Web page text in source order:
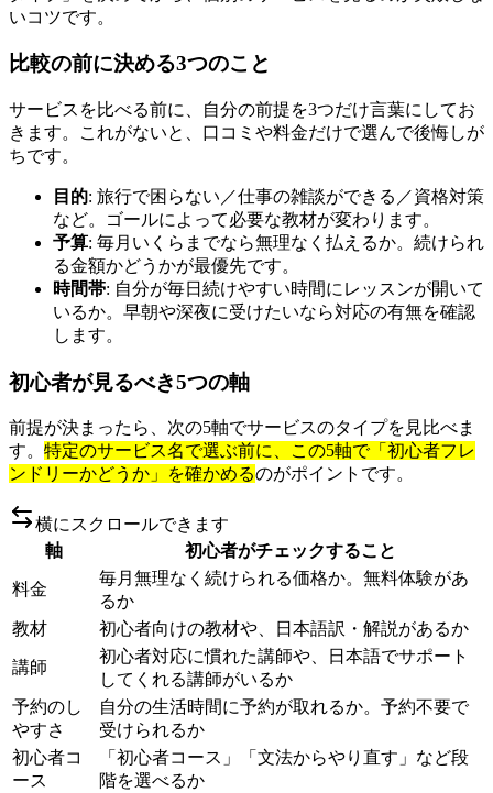
いコツです。
比較の前に決める3つのこと
サービスを比べる前に、自分の前提を3つだけ言葉にしてお
きます。これがないと、口コミや料金だけで選んで後悔しが
ちです。
目的: 旅行で困らない／仕事の雑談ができる／資格対策
など。ゴールによって必要な教材が変わります。
予算: 毎月いくらまでなら無理なく払えるか。続けられ
る金額かどうかが最優先です。
時間帯: 自分が毎日続けやすい時間にレッスンが開いて
いるか。早朝や深夜に受けたいなら対応の有無を確認
します。
初心者が見るべき5つの軸
前提が決まったら、次の5軸でサービスのタイプを見比べま
す。 特定のサービス名で選ぶ前に、この5軸で「初心者フレ
ンドリーかどうか」を確かめるのがポイントです。
横にスクロールできます
軸
初心者がチェックすること
料金
毎月無理なく続けられる価格か。無料体験があ
るか
教材
初心者向けの教材や、日本語訳・解説があるか
講師
初心者対応に慣れた講師や、日本語でサポート
してくれる講師がいるか
予約のし
やすさ
自分の生活時間に予約が取れるか。予約不要で
受けられるか
初心者コ
ース
「初心者コース」「文法からやり直す」など段
階を選べるか